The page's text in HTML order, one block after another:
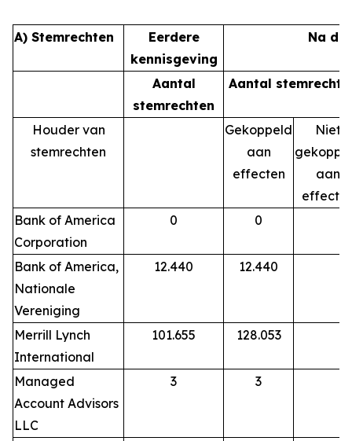
A) Stemrechten
Eerdere
kennisgeving
Na
Aantal
stemrechten
Aantal
Houder van
stemrechten
Gekoppeld
aan
effecten
Niet
aan
Bank of America
Corporation
0 0
Bank of America,
Nationale
Vereniging
12.440 12.440
Merrill Lynch
International
101.655 128.053
Managed
Account Advisors
LLC
3 3